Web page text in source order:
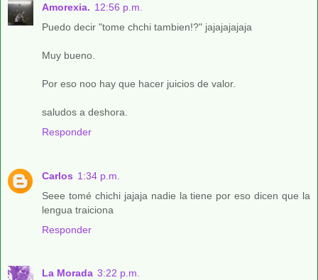
Amorexia. 12:56 p.m.
Puedo decir "tome chchi tambien!?" jajajajajaja
Muy bueno.
Por eso noo hay que hacer juicios de valor.
saludos a deshora.
Responder
Carlos 1:34 p.m.
Seee tomé chichi jajaja nadie la tiene por eso dicen que la
lengua traiciona
Responder
La Morada 3:22 p.m.